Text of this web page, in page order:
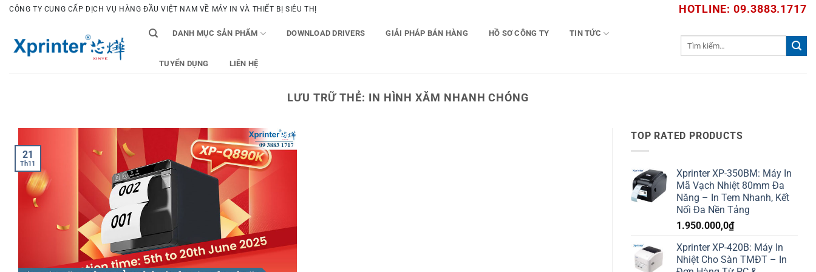
Bỏ
dung
CÔNG TY CUNG CẤP DỊCH VỤ HÀNG ĐẦU VIỆT NAM VỀ MÁY IN VÀ THIẾT BỊ SIÊU THỊ HOTLINE: 09.3883.1717
DANH MỤC SẢN PHẨM DOWNLOAD DRIVERS GIẢI PHÁP BÁN HÀNG HỒ SƠ CÔNG TY TIN TỨC
TUYỂN DỤNG LIÊN HỆ
LƯU TRỮ THẺ: IN HÌNH XĂM NHANH CHÓNG
21
Th11
TOP RATED PRODUCTS
Xprinter XP-350BM: Máy In
Mã Vạch Nhiệt 80mm Đa
Năng – In Tem Nhanh, Kết
Nối Đa Nền Tảng
1.950.000,0₫
Xprinter XP-420B: Máy In
Nhiệt Cho Sàn TMĐT – In